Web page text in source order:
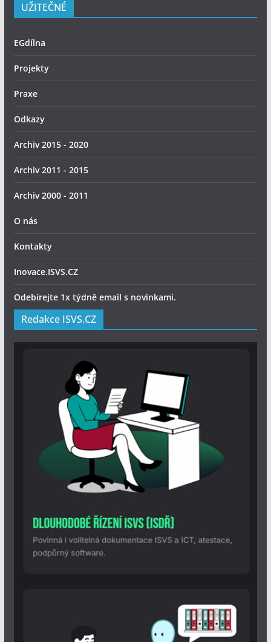
UŽITEČNÉ
EGdílna
Projekty
Praxe
Odkazy
Archiv 2015 - 2020
Archiv 2011 - 2015
Archiv 2000 - 2011
O nás
Kontakty
Inovace.ISVS.CZ
Odebírejte 1x týdně email s novinkami.
Redakce ISVS.CZ